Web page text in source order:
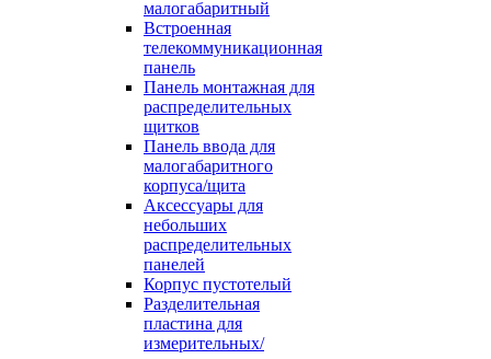
малогабаритный
Встроенная
телекоммуникационная
панель
Панель монтажная для
распределительных
щитков
Панель ввода для
малогабаритного
корпуса/щита
Аксессуары для
небольших
распределительных
панелей
Корпус пустотелый
Разделительная
пластина для
измерительных/